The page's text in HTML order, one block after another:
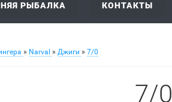
РЫБАЛКА КОНТАКТЫ
» Narval » Джиги » 7/0
7/0